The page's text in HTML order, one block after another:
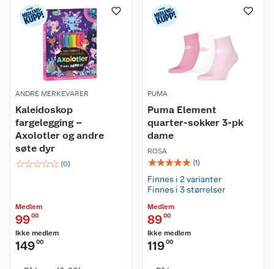
ANDRE MERKEVARER
Kaleidoskop
fargelegging –
Axolotler og andre
søte dyr
☆☆☆☆☆ (0)
Medlem
9900
Ikke medlem
14900
PUMA
Puma Element
quarter-sokker 3-pk
dame
ROSA
☆☆☆☆☆ (1)
Finnes i 2 varianter
Finnes i 3 størrelser
Medlem
8900
Ikke medlem
11900
Om oss
Nyheter
Våre butikker
Ledige stillinger
Kundeservice
Kontakt oss
Angre- og returrett
Reklamasjon og garanti
Leveringsalternativer
Åpent kjøp